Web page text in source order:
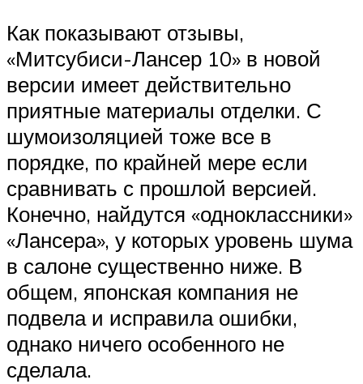
Как показывают отзывы,
«Митсубиси-Лансер 10» в новой
версии имеет действительно
приятные материалы отделки. С
шумоизоляцией тоже все в
порядке, по крайней мере если
сравнивать с прошлой версией.
Конечно, найдутся «одноклассники»
«Лансера», у которых уровень шума
в салоне существенно ниже. В
общем, японская компания не
подвела и исправила ошибки,
однако ничего особенного не
сделала.